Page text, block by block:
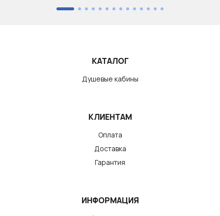
КАТАЛОГ
Душевые кабины
КЛИЕНТАМ
Оплата
Доставка
Гарантия
ИНФОРМАЦИЯ